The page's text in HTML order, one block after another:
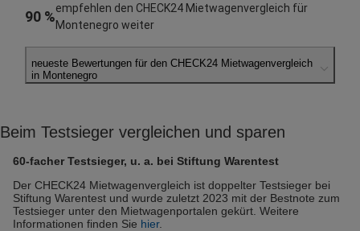
90 %
empfehlen den CHECK24 Mietwagenvergleich für
Montenegro weiter
neueste Bewertungen für den CHECK24 Mietwagenvergleich
in Montenegro
Abholort: Podgorica Flughafen
Gottfried K.
abgegeben am 30.07.2026
Abholort: Podgorica Flughafen
Beim Testsieger vergleichen und sparen
60-facher Testsieger, u. a. bei Stiftung Warentest
Der CHECK24 Mietwagenvergleich ist doppelter Testsieger bei
Stiftung Warentest und wurde zuletzt 2023 mit der Bestnote zum
Testsieger unter den Mietwagenportalen gekürt. Weitere
Informationen finden Sie hier.